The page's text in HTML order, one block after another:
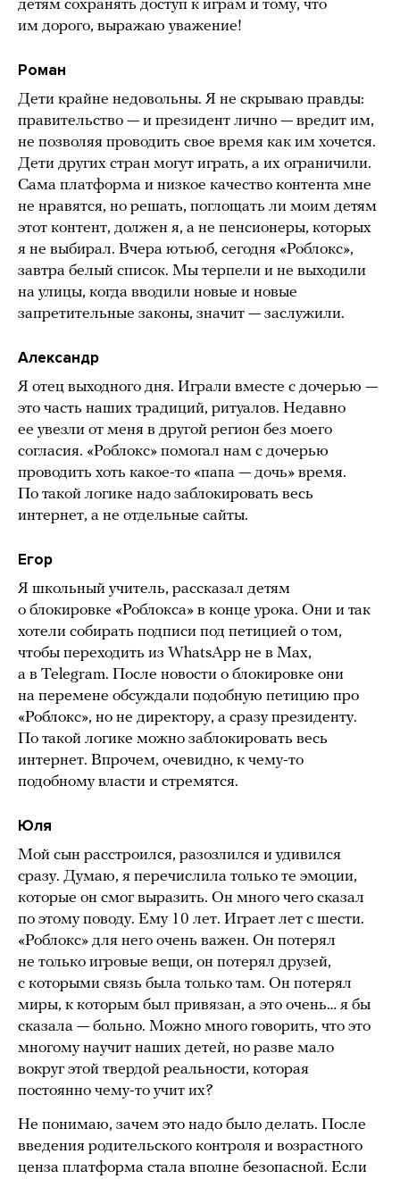
детям сохранять доступ к играм и тому, что
им дорого, выражаю уважение!
Роман
Дети крайне недовольны. Я не скрываю правды:
правительство — и президент лично — вредит им,
не позволяя проводить свое время как им хочется.
Дети других стран могут играть, а их ограничили.
Сама платформа и низкое качество контента мне
не нравятся, но решать, поглощать ли моим детям
этот контент, должен я, а не пенсионеры, которых
я не выбирал. Вчера ютьюб, сегодня «Роблокс»,
завтра белый список. Мы терпели и не выходили
на улицы, когда вводили новые и новые
запретительные законы, значит — заслужили.
Александр
Я отец выходного дня. Играли вместе с дочерью —
это часть наших традиций, ритуалов. Недавно
ее увезли от меня в другой регион без моего
согласия. «Роблокс» помогал нам с дочерью
проводить хоть какое-то «папа — дочь» время.
По такой логике надо заблокировать весь
интернет, а не отдельные сайты.
Егор
Я школьный учитель, рассказал детям
о блокировке «Роблокса» в конце урока. Они и так
хотели собирать подписи под петицией о том,
чтобы переходить из WhatsApp не в Max,
а в Telegram. После новости о блокировке они
на перемене обсуждали подобную петицию про
«Роблокс», но не директору, а сразу президенту.
По такой логике можно заблокировать весь
интернет. Впрочем, очевидно, к чему-то
подобному власти и стремятся.
Юля
Мой сын расстроился, разозлился и удивился
сразу. Думаю, я перечислила только те эмоции,
которые он смог выразить. Он много чего сказал
по этому поводу. Ему 10 лет. Играет лет с шести.
«Роблокс» для него очень важен. Он потерял
не только игровые вещи, он потерял друзей,
с которыми связь была только там. Он потерял
миры, к которым был привязан, а это очень… я бы
сказала — больно. Можно много говорить, что это
многому научит наших детей, но разве мало
вокруг этой твердой реальности, которая
постоянно чему-то учит их?
Не понимаю, зачем это надо было делать. После
введения родительского контроля и возрастного
ценза платформа стала вполне безопасной. Если